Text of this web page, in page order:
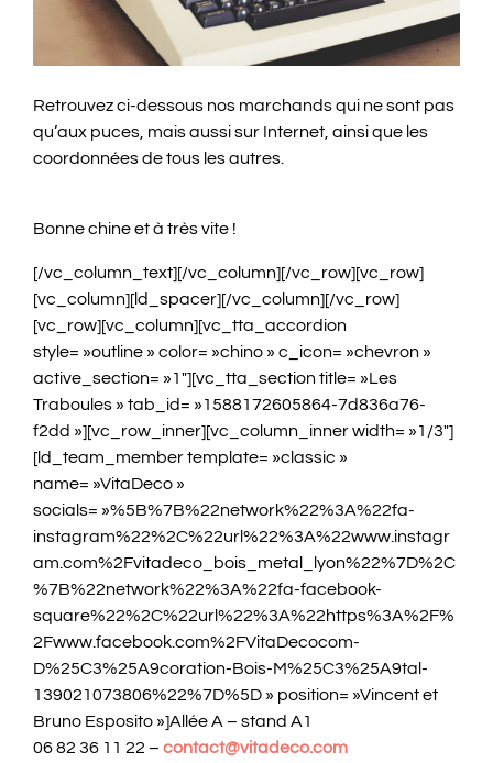
Retrouvez ci-dessous nos marchands qui ne sont pas
qu’aux puces, mais aussi sur Internet, ainsi que les
coordonnées de tous les autres.
Bonne chine et à très vite !
[/vc_column_text][/vc_column][/vc_row][vc_row]
[vc_column][ld_spacer][/vc_column][/vc_row]
[vc_row][vc_column][vc_tta_accordion
style= »outline » color= »chino » c_icon= »chevron »
active_section= »1″][vc_tta_section title= »Les
Traboules » tab_id= »1588172605864-7d836a76-
f2dd »][vc_row_inner][vc_column_inner width= »1/3″]
[ld_team_member template= »classic »
name= »VitaDeco »
socials= »%5B%7B%22network%22%3A%22fa-
instagram%22%2C%22url%22%3A%22www.instagr
am.com%2Fvitadeco_bois_metal_lyon%22%7D%2C
%7B%22network%22%3A%22fa-facebook-
square%22%2C%22url%22%3A%22https%3A%2F%
2Fwww.facebook.com%2FVitaDecocom-
D%25C3%25A9coration-Bois-M%25C3%25A9tal-
139021073806%22%7D%5D » position= »Vincent et
Bruno Esposito »]Allée A – stand A1
06 82 36 11 22 – contact@vitadeco.com